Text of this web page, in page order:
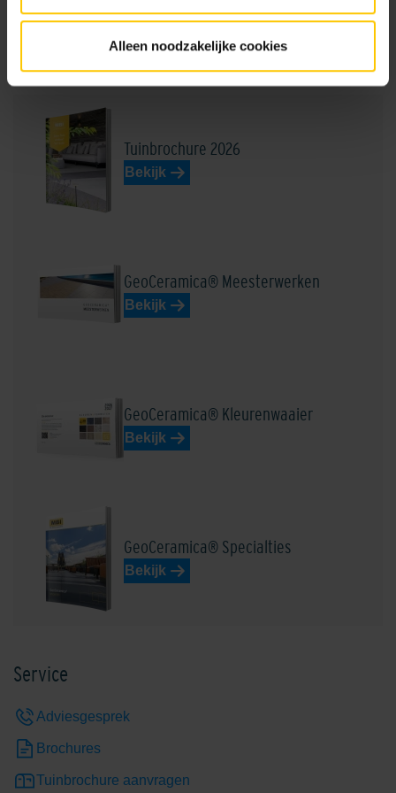
Alleen noodzakelijke cookies
Brochures
Tuinbrochure 2026
Bekijk
GeoCeramica® Meesterwerken
Bekijk
GeoCeramica® Kleurenwaaier
Bekijk
GeoCeramica® Specialties
Bekijk
Service
Adviesgesprek
Brochures
Tuinbrochure aanvragen